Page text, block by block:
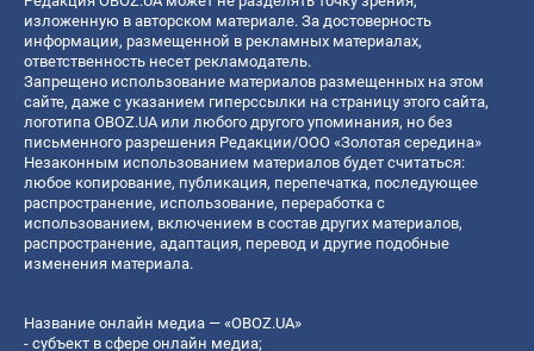
изложенную в авторском материале. За достоверность
информации, размещенной в рекламных материалах,
ответственность несет рекламодатель.
Запрещено использование материалов размещенных на этом
сайте, даже с указанием гиперссылки на страницу этого сайта,
логотипа OBOZ.UA или любого другого упоминания, но без
письменного разрешения Редакции/ООО «Золотая середина»
Незаконным использованием материалов будет считаться:
любое копирование, публикация, перепечатка, последующее
распространение, использование, переработка с
использованием, включением в состав других материалов,
распространение, адаптация, перевод и другие подобные
изменения материала.
Название онлайн медиа — «OBOZ.UA»
- субъект в сфере онлайн медиа;